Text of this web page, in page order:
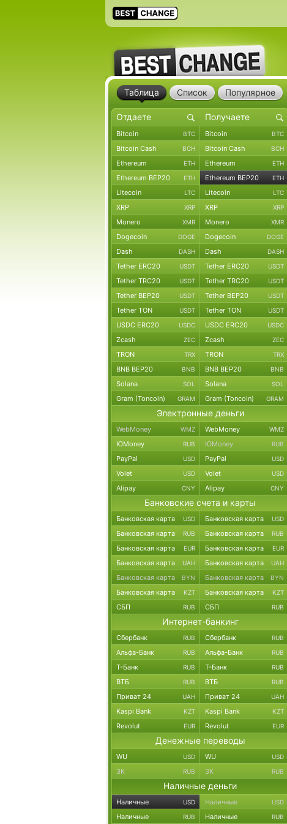
Таблица Список Популярное
Bitcoin BTC Bitcoin BTC
Bitcoin Cash BCH Bitcoin Cash BCH
Ethereum ETH Ethereum ETH
Ethereum BEP20 ETH Ethereum BEP20 ETH
Litecoin LTC Litecoin LTC
XRP XRP XRP XRP
Monero XMR Monero XMR
Dogecoin DOGE Dogecoin DOGE
Dash DASH Dash DASH
Tether ERC20 USDT Tether ERC20 USDT
Tether TRC20 USDT Tether TRC20 USDT
Tether BEP20 USDT Tether BEP20 USDT
Tether TON USDT Tether TON USDT
USDC ERC20 USDC USDC ERC20 USDC
Zcash ZEC Zcash ZEC
TRON TRX TRON TRX
BNB BEP20 BNB BNB BEP20 BNB
Solana SOL Solana SOL
Gram (Toncoin) GRAM Gram (Toncoin) GRAM
Электронные деньги
WebMoney WMZ WebMoney WMZ
ЮMoney RUB ЮMoney RUB
PayPal USD PayPal USD
Volet USD Volet USD
Alipay CNY Alipay CNY
Банковские счета и карты
Банковская карта USD Банковская карта USD
Банковская карта RUB Банковская карта RUB
Банковская карта EUR Банковская карта EUR
Банковская карта UAH Банковская карта UAH
Банковская карта BYN Банковская карта BYN
Банковская карта KZT Банковская карта KZT
СБП RUB СБП RUB
Интернет-банкинг
Сбербанк RUB Сбербанк RUB
Альфа-Банк RUB Альфа-Банк RUB
Т-Банк RUB Т-Банк RUB
ВТБ RUB ВТБ RUB
Приват 24 UAH Приват 24 UAH
Kaspi Bank KZT Kaspi Bank KZT
Revolut EUR Revolut EUR
Денежные переводы
WU USD WU USD
ЗК RUB ЗК RUB
Наличные деньги
Наличные USD Наличные USD
Наличные RUB Наличные RUB